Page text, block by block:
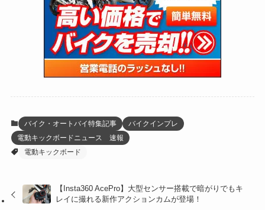
(12)
(64)
(109)
(47)
(15)
(5)
(6)
(17)
(5)
(27)
(131)
(21)
(61)
(98)
(13)
(60)
(274)
(171)
(38)
(47)
(59)
(47)
(204)
(34)
(35)
(41)
(19)
(12)
(16)
(4)
(16)
バイク・オートバイ特集記事
バイクインプレ
電動キックボードニュース 速報
電動キックボード
【Insta360 AcePro】大型センサー搭載で暗がりでもキ
レイに撮れる新作アクションカムが登場！